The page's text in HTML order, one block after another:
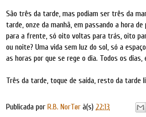
São três da tarde, mas podiam ser três da
tarde, onze da manhã, em passando a hora
para a frente, só oito voltas para trás, oito
ou noite? Uma vida sem luz do sol, só a
as horas por que se rege o dia. Todos os dias,
Três da tarde, toque de saída, resto da tarde
Publicada por R.B. NorTør à(s) 22:13